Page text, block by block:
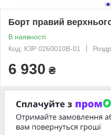
Борт правий
В наявності
Код: КЗР 0260010В-01
6 930 ₴